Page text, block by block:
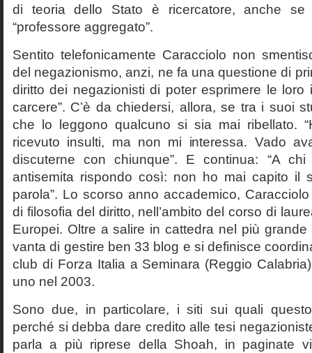
di teoria dello Stato è ricercatore, anche
“professore aggregato”.
Sentito telefonicamente Caracciolo non
del negazionismo, anzi, ne fa una questione di
diritto dei negazionisti di poter esprimere le loro
carcere”. C’è da chiedersi, allora, se tra i suoi
che lo leggono qualcuno si sia mai ribellato.
ricevuto insulti, ma non mi interessa. Vado
discuterne con chiunque”. E continua: “A
antisemita rispondo così: non ho mai capito il
parola”. Lo scorso anno accademico,
di filosofia del diritto, nell’ambito del corso di
Europei. Oltre a salire in cattedra nel più grande
vanta di gestire ben 33 blog e si definisce
club di Forza Italia a Seminara (Reggio
uno nel 2003.
Sono due, in particolare, i siti sui quali
perché si debba dare credito alle tesi
parla a più riprese della Shoah, in paginate